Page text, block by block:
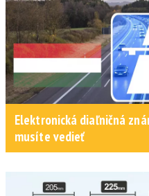
Elektronická diaľničná
musíte vedieť